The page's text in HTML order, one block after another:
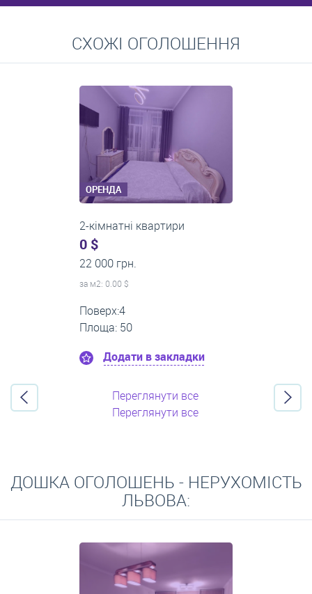
Середні ціни на довготривалу оренду квартир, особняків,
кімнат
СХОЖІ ОГОЛОШЕННЯ
ОРЕНДА
2-кімнатні квартири
0 $
24 000 грн.
за м2: 0.00 $
Поверх:1
Площа: 45
Додати в закладки
Переглянути все
Переглянути все
ДОШКА ОГОЛОШЕНЬ - НЕРУХОМІСТЬ
ЛЬВОВА: